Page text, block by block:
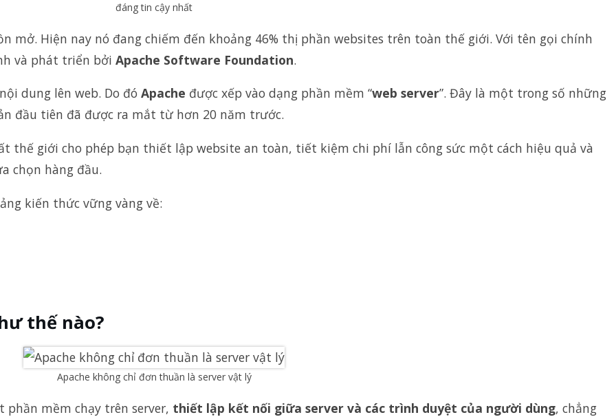
đáng tin cậy nhất
mở. Hiện nay nó đang chiếm đến khoảng 46% thị phần websites trên toàn thế giới. Với tên gọi chính
và phát triển bởi Apache Software Foundation.
dung lên web. Do đó Apache được xếp vào dạng phần mềm “web server”. Đây là một trong số những
đầu tiên đã được ra mắt từ hơn 20 năm trước.
thế giới cho phép bạn thiết lập website an toàn, tiết kiệm chi phí lẫn công sức một cách hiệu quả và
chọn hàng đầu.
kiến thức vững vàng về:
thế nào?
Apache không chỉ đơn thuần là server vật lý
mềm chạy trên server, thiết lập kết nối giữa server và các trình duyệt của người dùng, chẳng